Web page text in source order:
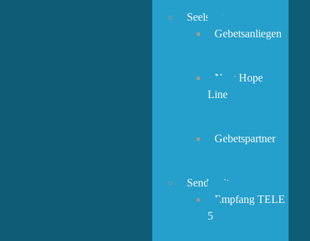
Seelsorge
Gebetsanliegen
New Hope
Line
Gebetspartner
Sendezeiten
Empfang TELE
5